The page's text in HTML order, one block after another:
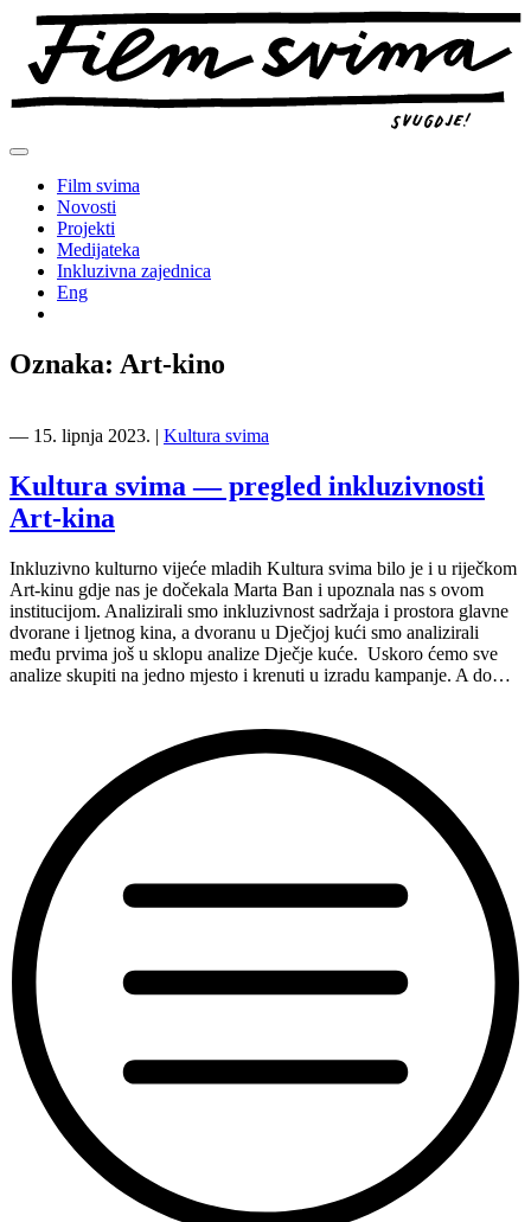
Preskoči
sadržaj
Film svima
Novosti
Projekti
Medijateka
Inkluzivna zajednica
Eng
Oznaka: Art-kino
― 15. lipnja 2023. | Kultura svima
Kultura svima — pregled inkluzivnosti
Art-kina
Inkluzivno kulturno vijeće mladih Kultura svima bilo je i u riječkom
Art-kinu gdje nas je dočekala Marta Ban i upoznala nas s ovom
institucijom. Analizirali smo inkluzivnost sadržaja i prostora glavne
dvorane i ljetnog kina, a dvoranu u Dječjoj kući smo analizirali
među prvima još u sklopu analize Dječje kuće. Uskoro ćemo sve
analize skupiti na jedno mjesto i krenuti u izradu kampanje. A do…